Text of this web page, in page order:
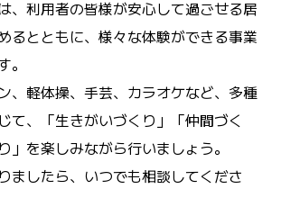
、利用者の皆様が安心して過ごせる居
るとともに、様々な体験ができる事業
。
、軽体操、手芸、カラオケなど、多種
て、「生きがいづくり」「仲間づく
」を楽しみながら行いましょう。
ましたら、いつでも相談してくださ